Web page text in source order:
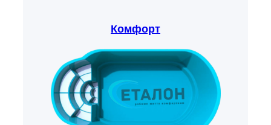
Комфорт